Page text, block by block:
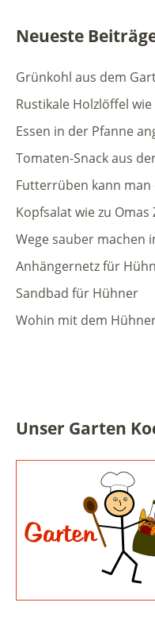
Neueste
Grünkohl aus dem
Rustikale Holzlöffel
Essen in der Pfanne
Tomaten-Snack aus
Futterrüben kann man
Kopfsalat wie zu Omas
Wege sauber machen
Anhängernetz für
Sandbad für Hühner
Wohin mit dem
Unser Garten